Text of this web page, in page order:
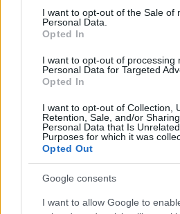
consent section.
I want to opt-out of the Sale of
Personal Data.
Opted In
I want to opt-out of processing
Personal Data for Targeted
Opted In
I want to opt-out of Collection,
Retention, Sale, and/or
Personal Data that Is
Purposes for which it was
Opted Out
Google consents
I want to allow Google to
2024.08.21. Kiss Lajos
gyakorlatilag lefejezték amiatt,
az augusztus 20-i tűzijáték idejére,